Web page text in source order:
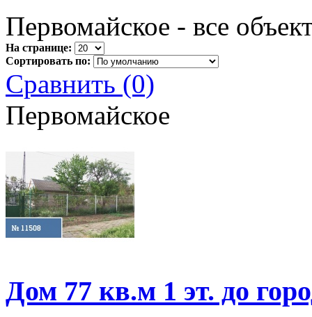
Первомайское - все
На странице:
Сортировать по:
Сравнить (0)
Первомайское
Дом 77 кв.м 1 эт. до